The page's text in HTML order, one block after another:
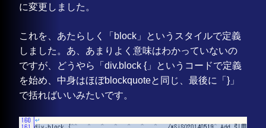
に変更しました。
これを、あたらしく「block」というスタイルで定義
しました。あ、あまりよく意味はわかっていないの
ですが、どうやら「div.block {」というコードで定義
を始め、中身はほぼblockquoteと同じ、最後に「}」
で括ればいいみたいです。